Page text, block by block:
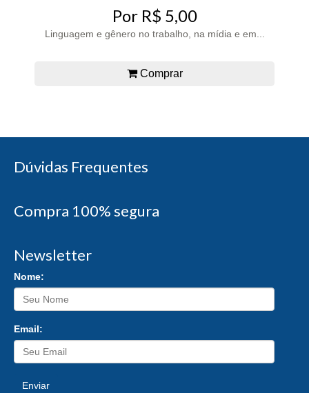
Por R$ 5,00
Linguagem e gênero no trabalho, na mídia e em...
Comprar
Dúvidas Frequentes
Compra 100% segura
Newsletter
Nome:
Email:
Enviar